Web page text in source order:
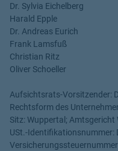
Dr. Sylvia Eichelberg
Harald Epple
Dr. Andreas Eurich
Frank Lamsfuß
Christian Ritz
Oliver Schoeller
Aufsichtsrats-Vorsitzender:
Rechtsform des
Sitz: Wuppertal; Amtsgericht
USt.-Identifikationsnummer: